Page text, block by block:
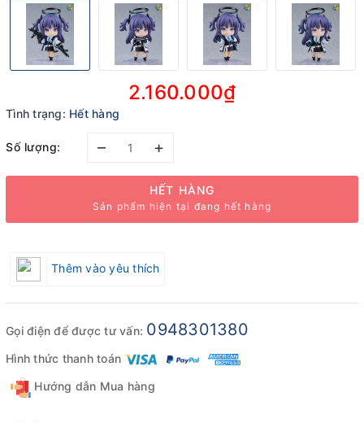
2.160.000₫
Tình trạng: Hết hàng
Số lượng: – +
HẾT HÀNG
Sản phẩm hiện tại đang hết hàng
Thêm vào yêu thích
Gọi điện để được tư vấn: 0948301380
Hình thức thanh toán
Hướng dẫn Mua hàng